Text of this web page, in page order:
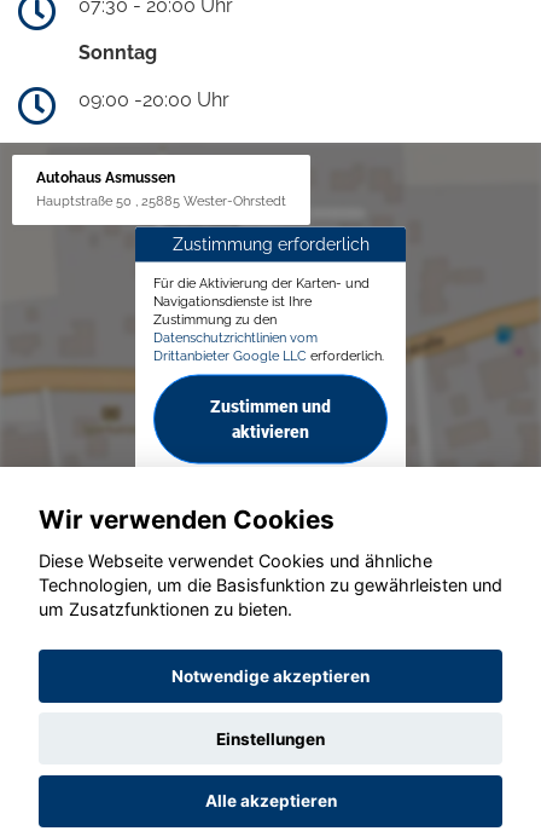
07:30 - 20:00 Uhr
Sonntag
09:00 -20:00 Uhr
Autohaus Asmussen
Hauptstraße 50 , 25885 Wester-Ohrstedt
Zustimmung erforderlich
Für die Aktivierung der Karten- und
Navigationsdienste ist Ihre
Zustimmung zu den
Datenschutzrichtlinien vom
Drittanbieter Google LLC erforderlich.
Zustimmen und
aktivieren
© konjunkturmotor.de GmbH 2020 - 2026
Wir verwenden Cookies
Diese Webseite verwendet Cookies und ähnliche
Technologien, um die Basisfunktion zu gewährleisten und
um Zusatzfunktionen zu bieten.
Notwendige akzeptieren
Einstellungen
Alle akzeptieren